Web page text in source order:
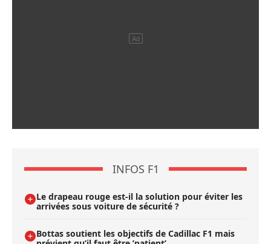
INFOS F1
Le drapeau rouge est-il la solution pour éviter les
arrivées sous voiture de sécurité ?
Bottas soutient les objectifs de Cadillac F1 mais